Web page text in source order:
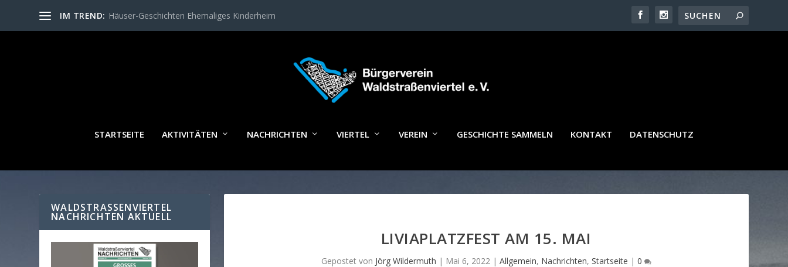
IM TREND: Häuser-Geschichten Ehemaliges Kinderheim
STARTSEITE AKTIVITÄTEN NACHRICHTEN VIERTEL VEREIN GESCHICHTE SAMMELN KONTAKT DATENSCHUTZ
LIVIAPLATZFEST AM 15. MAI
Gepostet von Jörg Wildermuth | Mai 6, 2022| Allgemein, Nachrichten, Startseite | 0
WALDSTRASSENVIERTEL N
ACHRICHTEN AKTUELL